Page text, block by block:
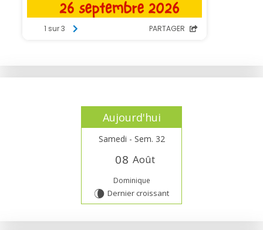
Aujourd'hui
Samedi - Sem. 32
08 Août
Dominique
V Dernier croissant